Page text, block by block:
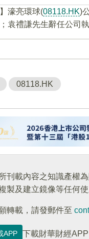
濠亮環球(08118.HK)
袁禮謙先生辭任公司
08118.HK
刊載內容之知識產權
製及建立鏡像等任何使
轉載，請發郵件至
APP
下載財華財經